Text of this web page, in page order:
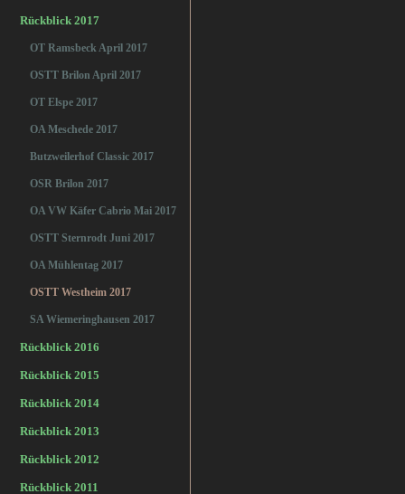
Rückblick 2017
OT Ramsbeck April 2017
OSTT Brilon April 2017
OT Elspe 2017
OA Meschede 2017
Butzweilerhof Classic 2017
OSR Brilon 2017
OA VW Käfer Cabrio Mai 2017
OSTT Sternrodt Juni 2017
OA Mühlentag 2017
OSTT Westheim 2017
SA Wiemeringhausen 2017
Rückblick 2016
Rückblick 2015
Rückblick 2014
Rückblick 2013
Rückblick 2012
Rückblick 2011